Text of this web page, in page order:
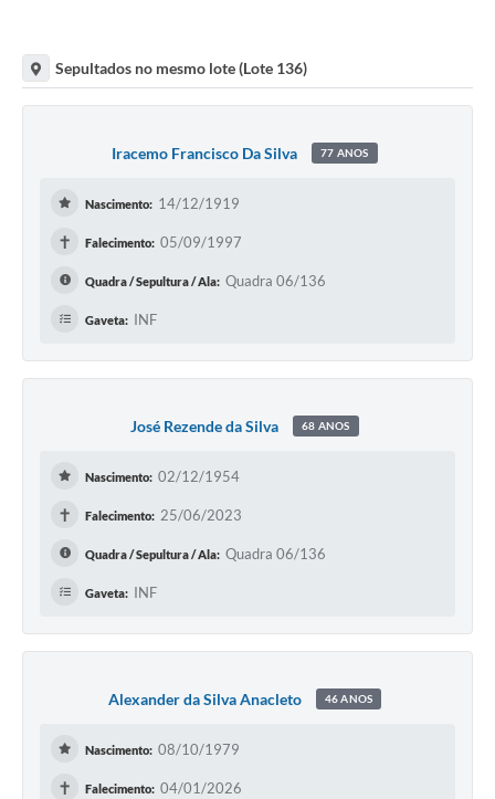
Sepultados no mesmo lote (Lote 136)
Iracemo Francisco Da Silva 77 ANOS
Nascimento: 14/12/1919
✝ Falecimento: 05/09/1997
Quadra / Sepultura / Ala: Quadra 06/136
Gaveta: INF
José Rezende da Silva 68 ANOS
Nascimento: 02/12/1954
✝ Falecimento: 25/06/2023
Quadra / Sepultura / Ala: Quadra 06/136
Gaveta: INF
Alexander da Silva Anacleto 46 ANOS
Nascimento: 08/10/1979
✝ Falecimento: 04/01/2026